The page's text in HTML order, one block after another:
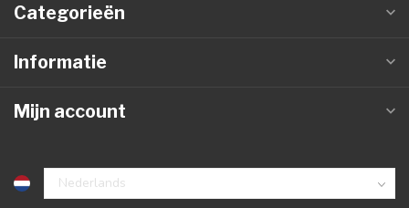
Categorieën
Informatie
Mijn account